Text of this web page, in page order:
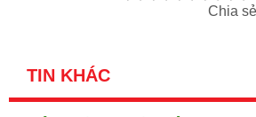
Chia
TIN KHÁC